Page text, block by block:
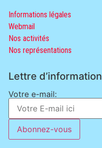
Informations légales
Webmail
Nos activités
Nos représentations
Lettre d’information
Votre e-mail: